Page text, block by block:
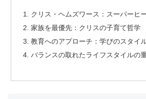
クリス・ヘムズワース：スーパーヒ
家族を最優先：クリスの子育て哲学
教育へのアプローチ：学びのスタイ
バランスの取れたライフスタイルの